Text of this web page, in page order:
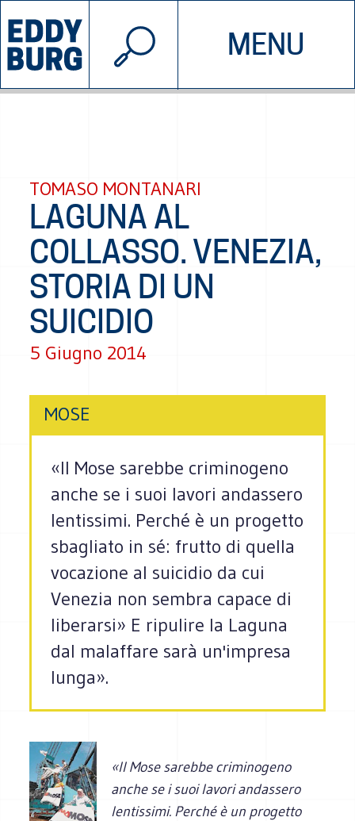
MENU
INIZIATIVE CHI SIAMO
© 2026 EDDYBURG
TOMASO MONTANARI
LAGUNA AL
COLLASSO. VENEZIA,
STORIA DI UN
SUICIDIO
5 Giugno 2014
MOSE
«Il Mose sarebbe criminogeno
anche se i suoi lavori andassero
lentissimi. Perché è un progetto
sbagliato in sé: frutto di quella
vocazione al suicidio da cui
Venezia non sembra capace di
liberarsi» E ripulire la Laguna
dal malaffare sarà un'impresa
lunga».
«Il Mose sarebbe criminogeno
anche se i suoi lavori andassero
lentissimi. Perché è un progetto